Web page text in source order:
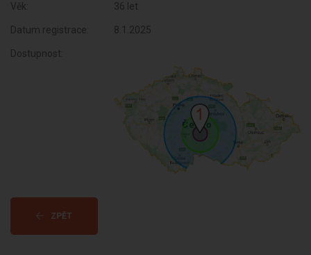
Věk: 36 let
Datum registrace: 8.1.2025
Dostupnost:
ZPĚT